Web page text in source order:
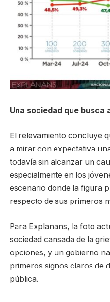
Una sociedad que busca
El relevamiento concluye
a mirar con expectativa
todavía sin alcanzar un
especialmente en los
escenario donde la figura
respecto de sus primeros
Para Explanans, la foto
sociedad cansada de la
opciones, y un gobierno
primeros signos claros de
pública.